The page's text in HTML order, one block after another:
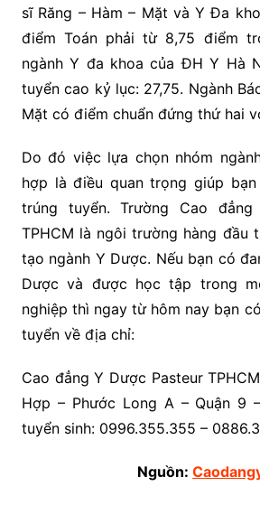
sĩ Răng – Hàm – Mặt và Y Đa
điểm Toán phải từ 8,75 điểm
ngành Y đa khoa của ĐH Y Hà
tuyển cao kỷ lục: 27,75. Ngành
Mặt có điểm chuẩn đứng thứ hai
Do đó việc lựa chọn nhóm
hợp là điều quan trọng giúp
trúng tuyển. Trường Cao
TPHCM là ngôi trường hàng đầu
tạo ngành Y Dược. Nếu bạn có
Dược và được học tập trong
nghiệp thì ngay từ hôm nay bạn
tuyển về địa chỉ:
Cao đẳng Y Dược Pasteur
Hợp – Phước Long A – Quận 9
tuyển sinh: 0996.355.355 –
Nguồn: